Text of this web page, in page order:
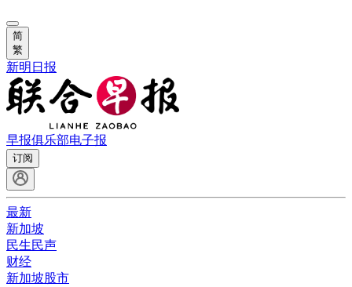
简
繁
新明日报
早报俱乐部电子报
订阅
最新
新加坡
民生民声
财经
新加坡股市